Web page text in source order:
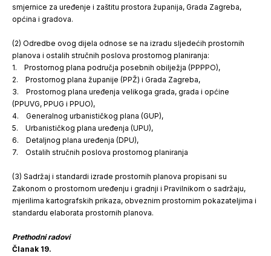
smjernice za uređenje i zaštitu prostora županija, Grada Zagreba,
općina i gradova.
(2) Odredbe ovog dijela odnose se na izradu sljedećih prostornih
planova i ostalih stručnih poslova prostornog planiranja:
1. Prostornog plana područja posebnih obilježja (PPPPO),
2. Prostornog plana županije (PPŽ) i Grada Zagreba,
3. Prostornog plana uređenja velikoga grada, grada i općine
(PPUVG, PPUG i PPUO),
4. Generalnog urbanističkog plana (GUP),
5. Urbanističkog plana uređenja (UPU),
6. Detaljnog plana uređenja (DPU),
7. Ostalih stručnih poslova prostornog planiranja
(3) Sadržaj i standardi izrade prostornih planova propisani su
Zakonom o prostornom uređenju i gradnji i Pravilnikom o sadržaju,
mjerilima kartografskih prikaza, obveznim prostornim pokazateljima i
standardu elaborata prostornih planova.
Prethodni radovi
Članak 19.